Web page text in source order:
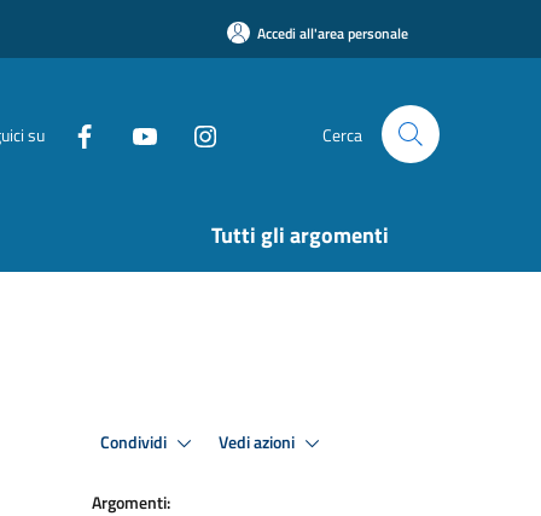
Accedi all'area personale
su Cerca
Tutti gli argomenti
Condividi Vedi azioni
Argomenti: